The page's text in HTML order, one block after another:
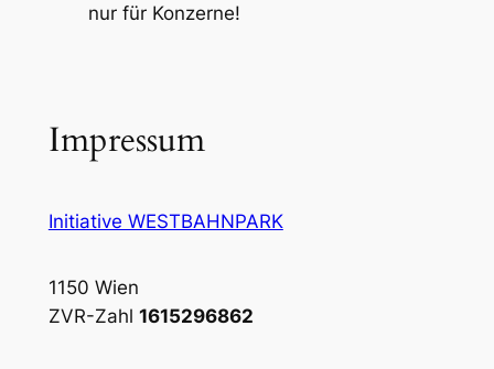
nur für Konzerne!
Impressum
Initiative WESTBAHNPARK
1150 Wien
ZVR-Zahl 1615296862